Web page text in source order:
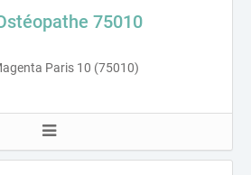
75010
Paris 10 (75010)